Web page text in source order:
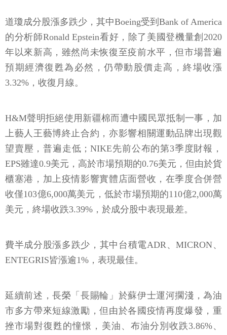
道瓊成分股漲多跌少，其中Boeing受到Bank of America
的分析師Ronald Epstein看好，除了美國登機量創2020
年以來新高，雖然尚未恢復至疫前水平，但市場普遍
預期經濟復甦為必然，仍帶動股價走高，終場收漲
3.32%，收復月線。
H&M聲明拒絕使用新疆棉而遭中國民眾抵制一事，加
上藝人王藝博終止合約，亦影響相關運動品牌出現觀
望賣壓，普遍走低；NIKE先前公布的第3季度財報，
EPS雖達0.9美元，高於市場預期的0.76美元，但由於貨
櫃塞港，加上疫情影響實體店面營收，在季度合併營
收僅103億6,000萬美元，低於市場預期的110億2,000萬
美元，終場收跌3.39%，於成分股中表現最差。
費半成分股漲多跌少，其中台積電ADR、MICRON、
ENTEGRIS皆漲逾1%，表現最佳。
延續前述，長榮「長賜輪」於蘇伊士運河擱淺，為油
市多方帶來短線激勵，但由於各國疫情再度爆發，重
挫市場對復甦的憧憬，美油、布油分別收跌3.86%、